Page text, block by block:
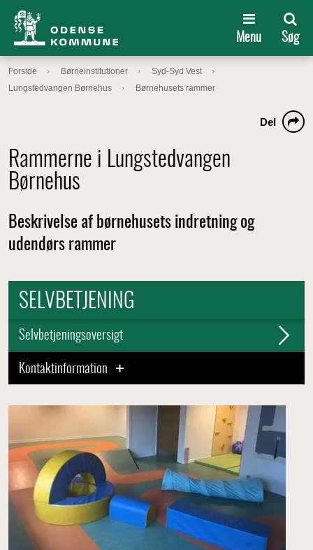
Menu Søg
Forside Børneinstitutioner
Syd-Syd Vest
Lungstedvangen Børnehus
Børnehusets rammer
Rammerne i Lungstedvangen
Børnehus
Del
Beskrivelse af børnehusets indretning og
udendørs rammer
SELVBETJENING
Selvbetjeningsoversigt
Kontaktinformation